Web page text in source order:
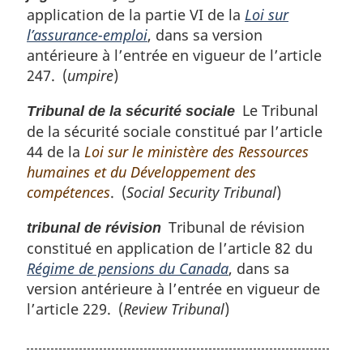
application de la partie VI de la Loi sur
l’assurance-emploi, dans sa version
antérieure à l’entrée en vigueur de l’article
247. (umpire)
Tribunal de la sécurité sociale Le Tribunal
de la sécurité sociale constitué par l’article
44 de la Loi sur le ministère des Ressources
humaines et du Développement des
compétences. (Social Security Tribunal)
tribunal de révision Tribunal de révision
constitué en application de l’article 82 du
Régime de pensions du Canada, dans sa
version antérieure à l’entrée en vigueur de
l’article 229. (Review Tribunal)